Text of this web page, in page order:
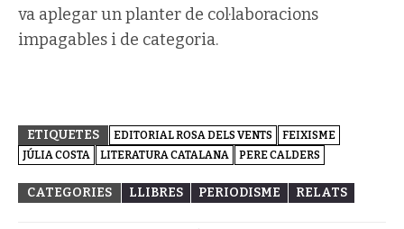
va aplegar un planter de col·laboracions
impagables i de categoria.
ETIQUETES EDITORIAL ROSA DELS VENTS
FEIXISME
JÚLIA COSTA
LITERATURA CATALANA PERE CALDERS
CATEGORIES LLIBRES PERIODISME RELATS